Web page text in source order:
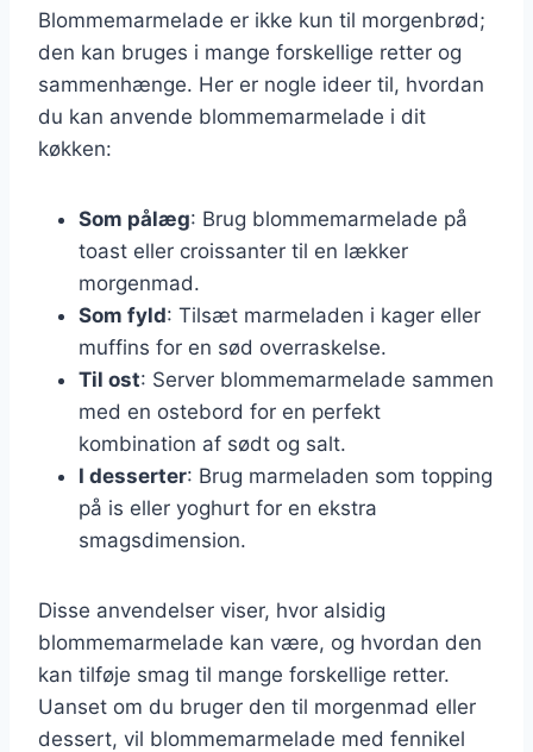
Blommemarmelade er ikke kun til morgenbrød;
den kan bruges i mange forskellige retter og
sammenhænge. Her er nogle ideer til, hvordan
du kan anvende blommemarmelade i dit
køkken:
Som pålæg: Brug blommemarmelade på
toast eller croissanter til en lækker
morgenmad.
Som fyld: Tilsæt marmeladen i kager eller
muffins for en sød overraskelse.
Til ost: Server blommemarmelade sammen
med en ostebord for en perfekt
kombination af sødt og salt.
I desserter: Brug marmeladen som topping
på is eller yoghurt for en ekstra
smagsdimension.
Disse anvendelser viser, hvor alsidig
blommemarmelade kan være, og hvordan den
kan tilføje smag til mange forskellige retter.
Uanset om du bruger den til morgenmad eller
dessert, vil blommemarmelade med fennikel